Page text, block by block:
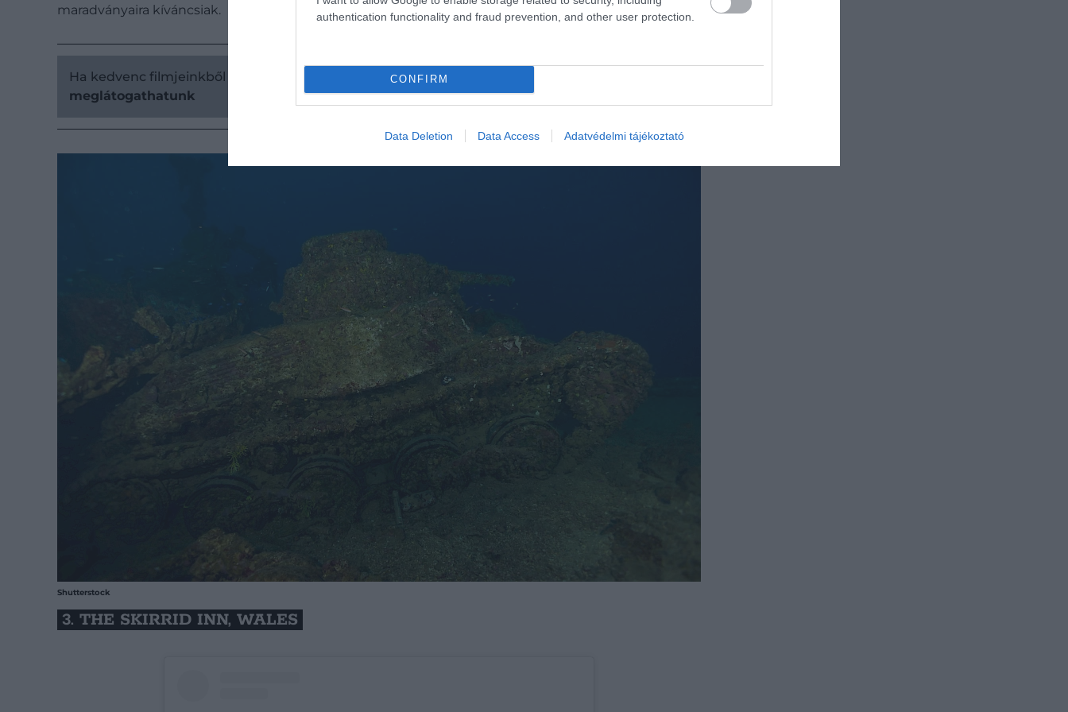
authentication functionality and fraud prevention, and other user protection.
CONFIRM
Data Deletion Data Access Adatvédelmi tájékoztató
maradványaira kíváncsiak.
Ha kedvenc filmjeinkből inspirálódnánk:
6 horrorfilmes helyszín, amit a valóságban is
meglátogathatunk
Shutterstock
3. THE SKIRRID INN, WALES